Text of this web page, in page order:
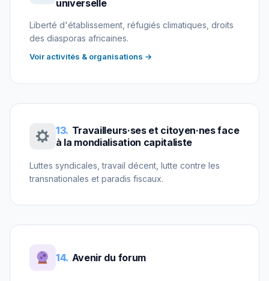
universelle
Liberté d'établissement, réfugiés climatiques, droits
des diasporas africaines.
Voir activités & organisations →
13. Travailleurs·ses et citoyen·nes face
à la mondialisation capitaliste
Luttes syndicales, travail décent, lutte contre les
transnationales et paradis fiscaux.
14. Avenir du forum